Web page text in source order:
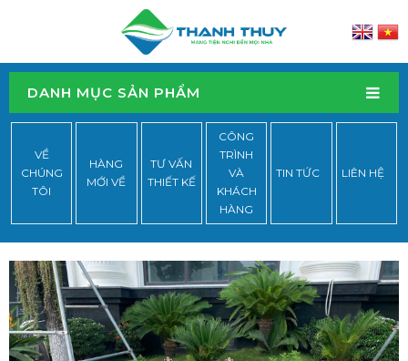
DANH MỤC SẢN PHẨM
VỀ
CHÚNG
TÔI
HÀNG
MỚI VỀ
TƯ VẤN
THIẾT KẾ
CÔNG
TRÌNH
VÀ
KHÁCH
HÀNG
TIN TỨC LIÊN HỆ